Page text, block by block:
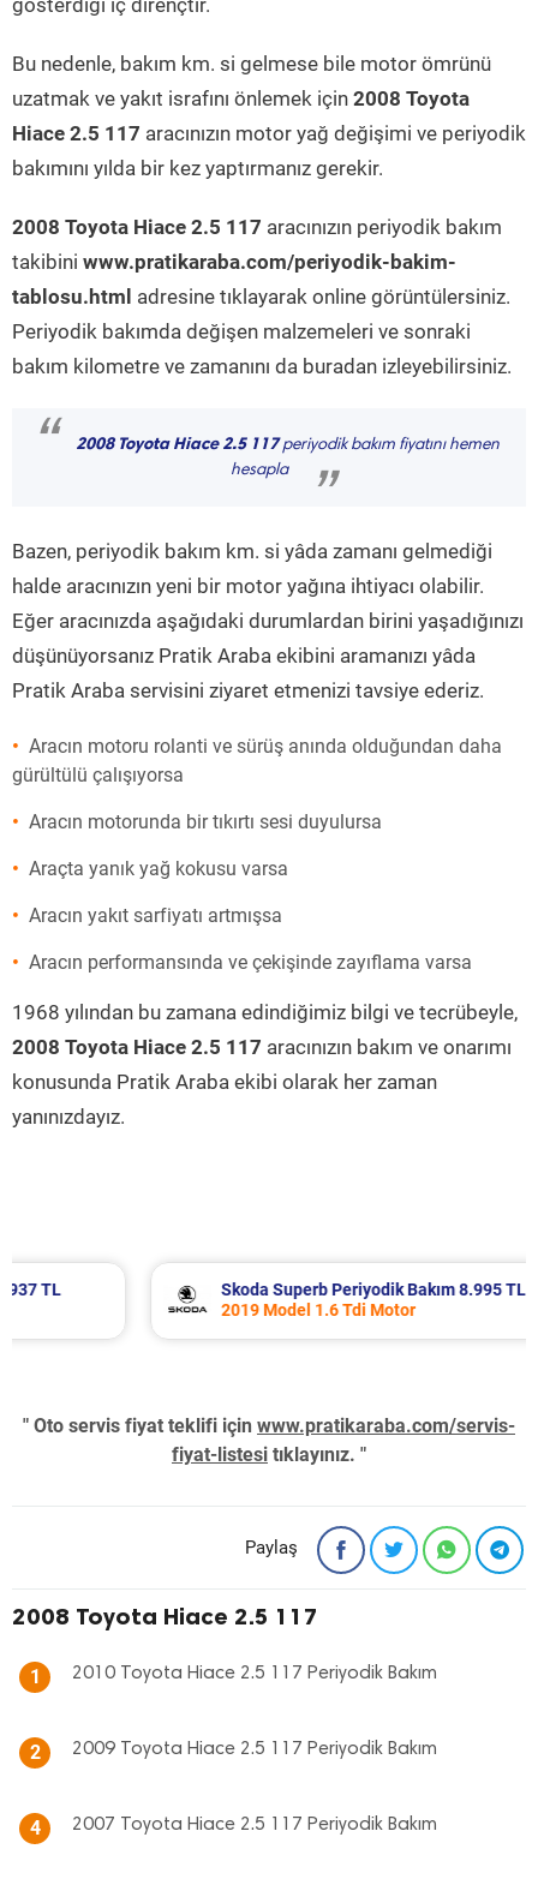
gösterdiği iç dirençtir.
Bu nedenle, bakım km. si gelmese bile motor ömrünü
uzatmak ve yakıt israfını önlemek için 2008 Toyota
Hiace 2.5 117 aracınızın motor yağ değişimi ve periyodik
bakımını yılda bir kez yaptırmanız gerekir.
2008 Toyota Hiace 2.5 117 aracınızın periyodik bakım
takibini www.pratikaraba.com/periyodik-bakim-
tablosu.html adresine tıklayarak online görüntülersiniz.
Periyodik bakımda değişen malzemeleri ve sonraki
bakım kilometre ve zamanını da buradan izleyebilirsiniz.
“ 2008 Toyota Hiace 2.5 117periyodik bakım fiyatını hemen
hesapla
”
Bazen, periyodik bakım km. si yâda zamanı gelmediği
halde aracınızın yeni bir motor yağına ihtiyacı olabilir.
Eğer aracınızda aşağıdaki durumlardan birini yaşadığınızı
düşünüyorsanız Pratik Araba ekibini aramanızı yâda
Pratik Araba servisini ziyaret etmenizi tavsiye ederiz.
Aracın motoru rolanti ve sürüş anında olduğundan daha
gürültülü çalışıyorsa
Aracın motorunda bir tıkırtı sesi duyulursa
Araçta yanık yağ kokusu varsa
Aracın yakıt sarfiyatı artmışsa
Aracın performansında ve çekişinde zayıflama varsa
1968 yılından bu zamana edindiğimiz bilgi ve tecrübeyle,
2008 Toyota Hiace 2.5 117 aracınızın bakım ve onarımı
konusunda Pratik Araba ekibi olarak her zaman
yanınızdayız.
Skoda Superb Periyodik Bakım 8.995 TL
2019 Model 1.6 Tdi Motor
" Oto servis fiyat teklifi için www.pratikaraba.com/servis-
fiyat-listesi tıklayınız. "
Paylaş
2008 Toyota Hiace 2.5 117
1 2010 Toyota Hiace 2.5 117 Periyodik Bakım
2 2009 Toyota Hiace 2.5 117 Periyodik Bakım
4 2007 Toyota Hiace 2.5 117 Periyodik Bakım